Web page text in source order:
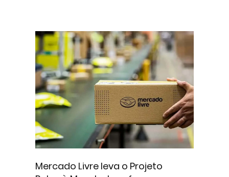
Mercado Livre leva o Projeto